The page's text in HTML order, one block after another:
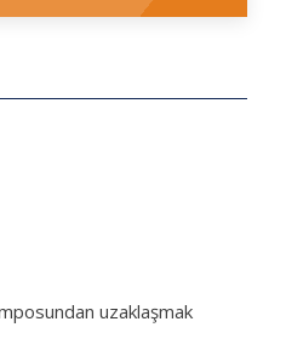
uzaklaşmak